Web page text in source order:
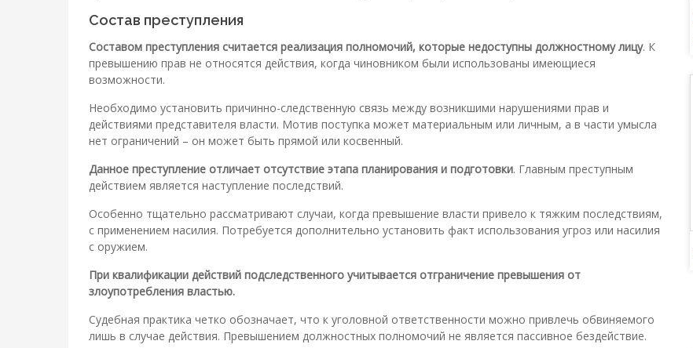
Состав преступления
Составом преступления считается реализация полномочий, которые недоступны должностному лицу. К
превышению прав не относятся действия, когда чиновником были использованы имеющиеся
возможности.
Необходимо установить причинно-следственную связь между возникшими нарушениями прав и
действиями представителя власти. Мотив поступка может материальным или личным, а в части умысла
нет ограничений – он может быть прямой или косвенный.
Данное преступление отличает отсутствие этапа планирования и подготовки. Главным преступным
действием является наступление последствий.
Особенно тщательно рассматривают случаи, когда превышение власти привело к тяжким последствиям,
с применением насилия. Потребуется дополнительно установить факт использования угроз или насилия
с оружием.
При квалификации действий подследственного учитывается отграничение превышения от
злоупотребления властью.
Судебная практика четко обозначает, что к уголовной ответственности можно привлечь обвиняемого
лишь в случае действия. Превышением должностных полномочий не является пассивное бездействие.